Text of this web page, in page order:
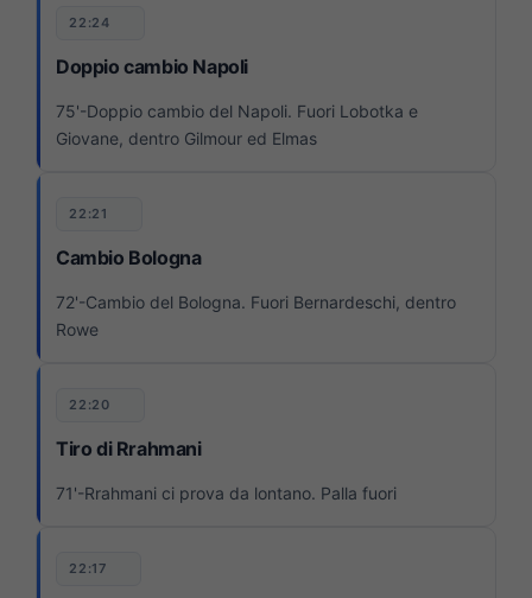
22:24
Doppio cambio Napoli
75'-Doppio cambio del Napoli. Fuori Lobotka e
Giovane, dentro Gilmour ed Elmas
22:21
Cambio Bologna
72'-Cambio del Bologna. Fuori Bernardeschi, dentro
Rowe
22:20
Tiro di Rrahmani
71'-Rrahmani ci prova da lontano. Palla fuori
22:17